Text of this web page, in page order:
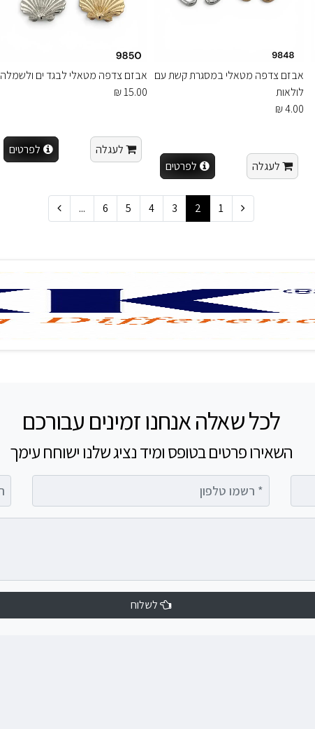
אבזם צדפה מטאלי במסגרת קשת עם
לולאות
4.00 ₪
לעגלה לפרטים
אבזם צדפה מטאלי לבגד ים ולשמלה
15.00 ₪
לעגלה לפרטים
1
2
3
4
5
6
...
לכל שאלה אנחנו זמינים עבורכם
השאירו פרטים בטופס ומיד נציג שלנו ישוחח עימך
לשלוח